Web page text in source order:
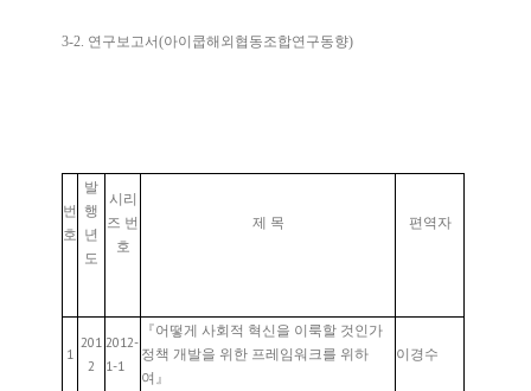
3-2. 연구보고서(아이쿱해외협동조합연구동향)
번
호
발
행
년
도
시리
즈 번
호
제 목 편역자
1
201
2
2012-
1-1
『어떻게 사회적 혁신을 이룩할 것인가
정책 개발을 위한 프레임워크를 위하
여』
이경수